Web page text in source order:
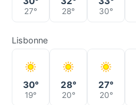
27° 28° 30°
Lisbonne
30°
19°
28°
20°
27°
20°